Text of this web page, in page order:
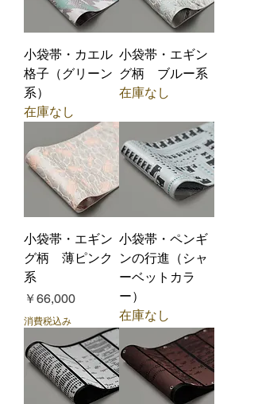
小袋帯・カエル
格子（グリーン
系）
在庫なし
小袋帯・エギン
グ柄 ブルー系
在庫なし
小袋帯・エギン
グ柄 薄ピンク
系
価格
￥66,000
消費税込み
小袋帯・ペンギ
ンの行進（シャ
ーベットカラ
ー）
在庫なし